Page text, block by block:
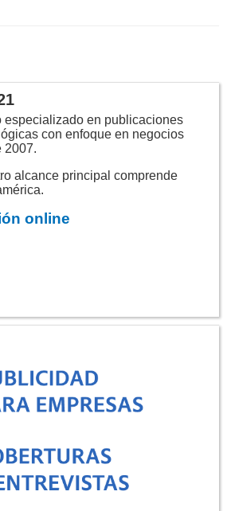
especializado en publicaciones
con enfoque en negocios
2007.
alcance principal comprende
online